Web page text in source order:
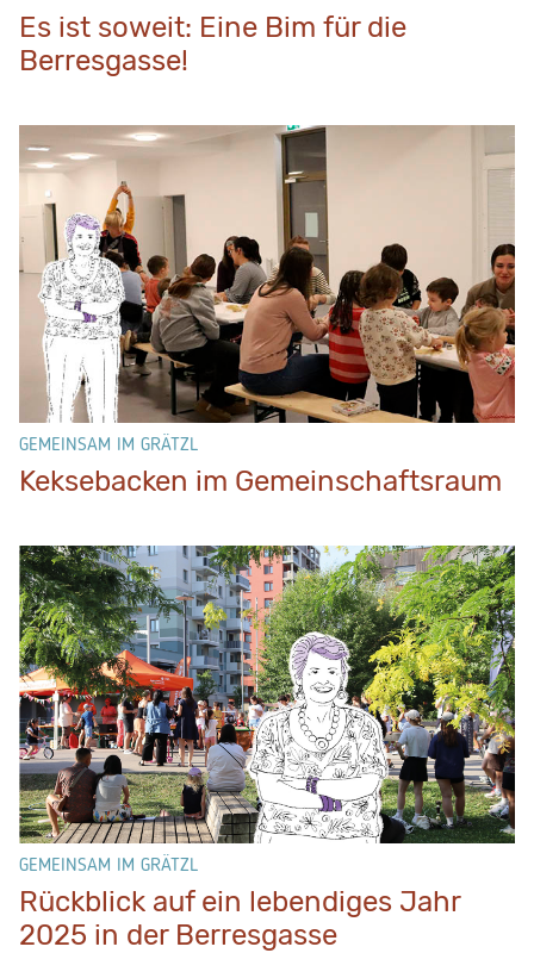
Es ist soweit: Eine Bim für die
Berresgasse!
GEMEINSAM IM GRÄTZL
Keksebacken im Gemeinschaftsraum
GEMEINSAM IM GRÄTZL
Rückblick auf ein lebendiges Jahr
2025 in der Berresgasse